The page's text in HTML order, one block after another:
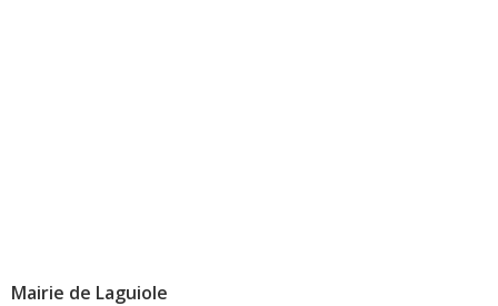
Mairie de Laguiole